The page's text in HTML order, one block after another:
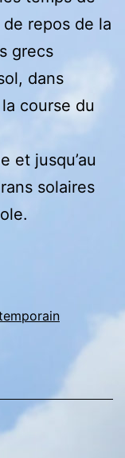
repos de la
grecs
dans
course du
et jusqu’au
solaires